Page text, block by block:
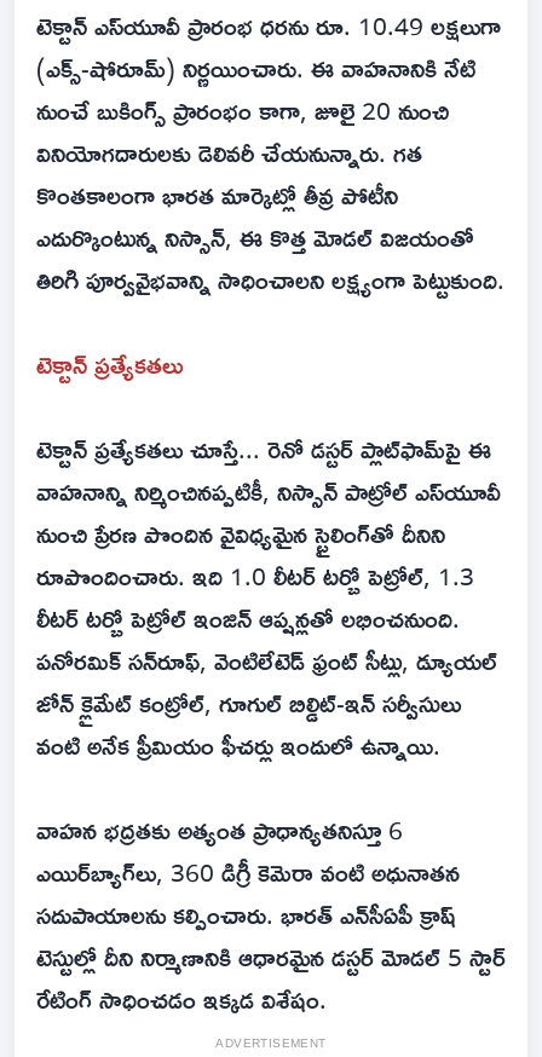
టెక్టాన్ ఎస్‌యూవీ ప్రారంభ ధరను రూ. 10.49 లక్షలుగా
(ఎక్స్-షోరూమ్) నిర్ణయించారు. ఈ వాహనానికి నేటి
నుంచే బుకింగ్స్ ప్రారంభం కాగా, జూలై 20 నుంచి
వినియోగదారులకు డెలివరీ చేయనున్నారు. గత
కొంతకాలంగా భారత మార్కెట్లో తీవ్ర పోటీని
ఎదుర్కొంటున్న నిస్సాన్, ఈ కొత్త మోడల్ విజయంతో
తిరిగి పూర్వవైభవాన్ని సాధించాలని లక్ష్యంగా పెట్టుకుంది.
టెక్టాన్ ప్రత్యేకతలు
టెక్టాన్ ప్రత్యేకతలు చూస్తే... రెనో డస్టర్ ప్లాట్‌ఫామ్‌పై ఈ
వాహనాన్ని నిర్మించినప్పటికీ, నిస్సాన్ పాట్రోల్ ఎస్‌యూవీ
నుంచి ప్రేరణ పొందిన వైవిధ్యమైన స్టైలింగ్‌తో దీనిని
రూపొందించారు. ఇది 1.0 లీటర్ టర్బో పెట్రోల్, 1.3
లీటర్ టర్బో పెట్రోల్ ఇంజిన్ ఆప్షన్లతో లభించనుంది.
పనోరమిక్ సన్‌రూఫ్, వెంటిలేటెడ్ ఫ్రంట్ సీట్లు, డ్యూయల్
జోన్ క్లైమేట్ కంట్రోల్, గూగుల్ బిల్డిట్-ఇన్ సర్వీసులు
వంటి అనేక ప్రీమియం ఫీచర్లు ఇందులో ఉన్నాయి.
వాహన భద్రతకు అత్యంత ప్రాధాన్యతనిస్తూ 6
ఎయిర్‌బ్యాగ్‌లు, 360 డిగ్రీ కెమెరా వంటి అధునాతన
సదుపాయాలను కల్పించారు. భారత్ ఎన్‌సీఏపీ క్రాష్
టెస్టుల్లో దీని నిర్మాణానికి ఆధారమైన డస్టర్ మోడల్ 5 స్టార్
రేటింగ్ సాధించడం ఇక్కడ విశేషం.
ADVERTISEMENT